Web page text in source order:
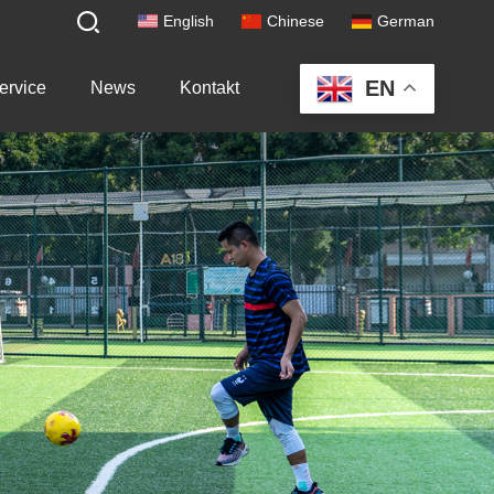
English Chinese German
News Kontakt EN